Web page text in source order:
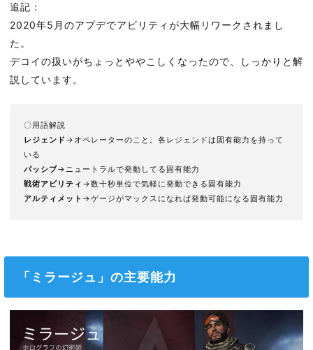
追記：
2020年5月のアプデでアビリティが大幅リワークされまし
た。
デコイの扱いがちょっとややこしくなったので、しっかりと解
説しています。
〇用語解説
レジェンド →オペレーターのこと。各レジェンドは固有能力を持って
いる
パッシブ→ニュートラルで発動してる固有能力
戦術アビリティ →数十秒単位で気軽に発動できる固有能力
アルティメット →ゲージがマックスになれば発動可能になる固有能力
「ミラージュ」の主要能力